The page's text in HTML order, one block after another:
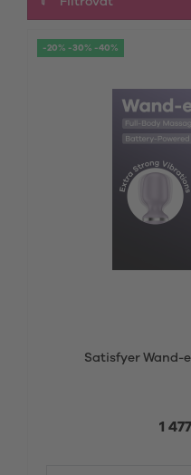
-20% -30% -40%
Satisfyer Wand-
1